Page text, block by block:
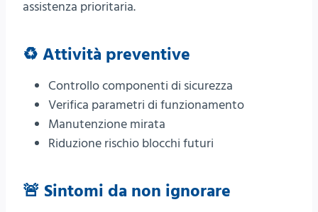
assistenza prioritaria.
♻️ Attività preventive
Controllo componenti di sicurezza
Verifica parametri di funzionamento
Manutenzione mirata
Riduzione rischio blocchi futuri
🚨 Sintomi da non ignorare